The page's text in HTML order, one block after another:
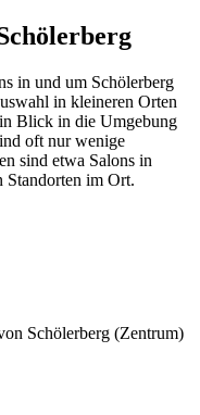
in und um Schölerberg
in kleineren Orten
Blick in die Umgebung
oft nur wenige
sind etwa Salons in
Standorten im Ort.
Schölerberg (Zentrum)